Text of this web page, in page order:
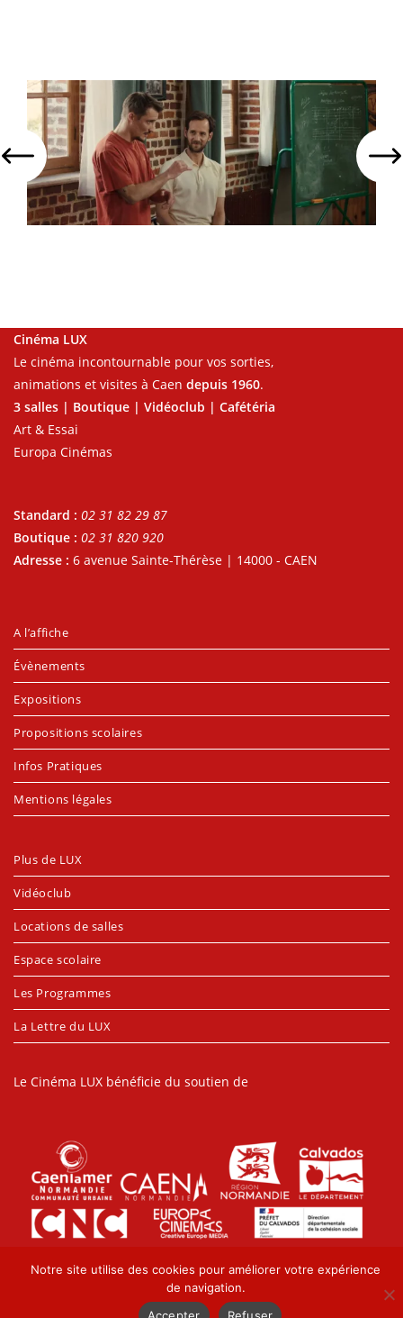
Cinéma LUX
Le cinéma incontournable pour vos sorties,
animations et visites à Caen depuis 1960.
3 salles | Boutique | Vidéoclub | Cafétéria
Art & Essai
Europa Cinémas
Standard : 02 31 82 29 87
Boutique : 02 31 820 920
Adresse : 6 avenue Sainte-Thérèse | 14000 - CAEN
A l’affiche
Évènements
Expositions
Propositions scolaires
Infos Pratiques
Mentions légales
Plus de LUX
Vidéoclub
Locations de salles
Espace scolaire
Les Programmes
La Lettre du LUX
Le Cinéma LUX bénéficie du soutien de
Notre site utilise des cookies pour améliorer votre expérience
de navigation.
Accepter
Refuser